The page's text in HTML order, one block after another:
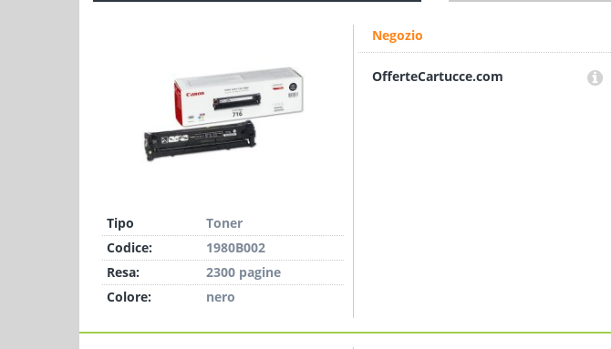
Tipo
Toner
Codice:
1980B002
Resa:
2300 pagine
Colore:
nero
Negozio
OfferteCartucce.com